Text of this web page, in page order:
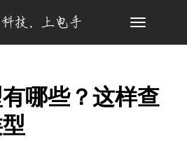
Toggle
哪些？这样查